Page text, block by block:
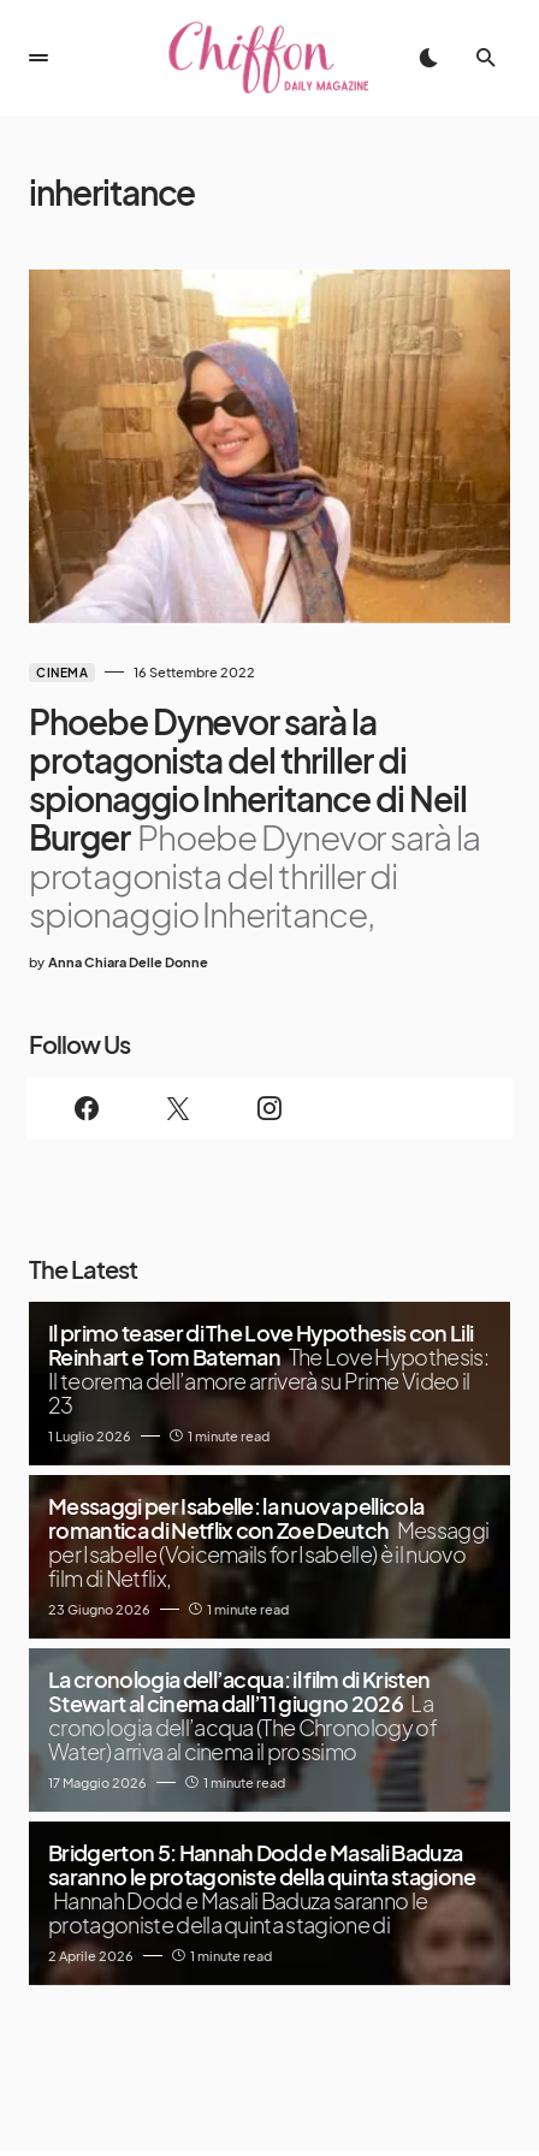
inheritance
CINEMA 16 Settembre 2022
Phoebe Dynevor sarà la
protagonista del thriller di
spionaggio Inheritance di Neil
Burger Phoebe Dynevor sarà la
protagonista del thriller di
spionaggio Inheritance,
by Anna Chiara Delle Donne
Follow Us
The Latest
Il primo teaser di The Love Hypothesis con Lili
Reinhart e Tom Bateman The Love Hypothesis:
Il teorema dell’amore arriverà su Prime Video il
23
1 Luglio 2026 1 minute read
Messaggi per Isabelle: la nuova pellicola
romantica di Netflix con Zoe Deutch Messaggi
per Isabelle (Voicemails for Isabelle) è il nuovo
film di Netflix,
23 Giugno 2026 1 minute read
La cronologia dell’acqua: il film di Kristen
Stewart al cinema dall’11 giugno 2026 La
cronologia dell’acqua (The Chronology of
Water) arriva al cinema il prossimo
17 Maggio 2026 1 minute read
Bridgerton 5: Hannah Dodd e Masali Baduza
saranno le protagoniste della quinta stagione
Hannah Dodd e Masali Baduza saranno le
protagoniste della quinta stagione di
2 Aprile 2026 1 minute read